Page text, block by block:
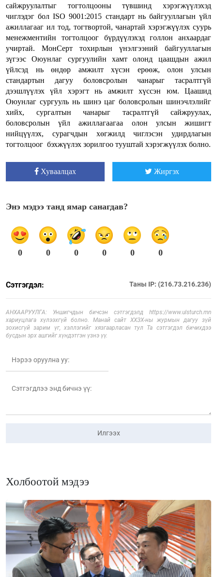
сайжруулалтыг тогтолцооны түвшинд хэрэгжүүлэхэд
чиглэдэг бол ISO 9001:2015 стандарт нь байгууллагын үйл
ажиллагааг ил тод, тогтвортой, чанартай хэрэгжүүлэх суурь
менежментийн тогтолцоог бүрдүүлэхэд голлон анхаардаг
учиртай. МонСерт тохирлын үнэлгээний байгууллагын
зүгээс Оюунлаг сургуулийн хамт олонд цаашдын ажил
үйлсэд нь өндөр амжилт хүсэн ерөөж, олон улсын
стандартын дагуу боловсролын чанарыг тасралтгүй
дээшлүүлэх үйл хэрэгт нь амжилт хүссэн юм. Цаашид
Оюунлаг сургууль нь шинэ цаг боловсролын шинэчлэлийг
хийх, сургалтын чанарыг тасралтгүй сайжруулах,
боловсролын үйл ажиллагаагаа олон улсын жишигт
нийцүүлэх, сурагчдын хөгжилд чиглэсэн удирдлагын
тогтолцоог бэхжүүлэх зорилгоо тууштай хэрэгжүүлэх болно.
Хуваалцах Жиргэх
Энэ мэдээ танд ямар санагдав?
0 0 0 0 0 0
Сэтгэгдэл: Таны IP: (216.73.216.236)
АНХААРУУЛГА: Уншигчдын бичсэн сэтгэгдэлд https://www.ulsturch.mn
хариуцлага хүлээхгүй болно. Манай сайт ХХЗХ-ны журмын дагуу зүй
зохисгүй зарим үг, хэллэгийг хязгаарласан тул Та сэтгэгдэл бичихдээ
бусдын эрх ашгийг хүндэтгэн үзнэ үү.
Илгээх
Холбоотой мэдээ